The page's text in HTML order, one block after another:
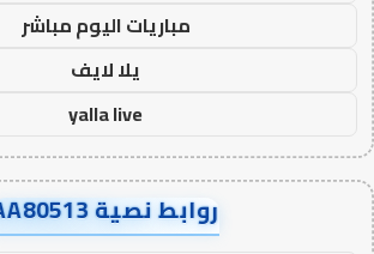
مباريات اليوم مباشر
يلا لايف
yalla live
روابط نصية AA80513